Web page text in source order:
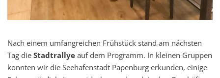
Nach einem umfangreichen Frühstück stand am nächsten
Tag die Stadtrallye auf dem Programm. In kleinen Gruppen
konnten wir die Seehafenstadt Papenburg erkunden, einige